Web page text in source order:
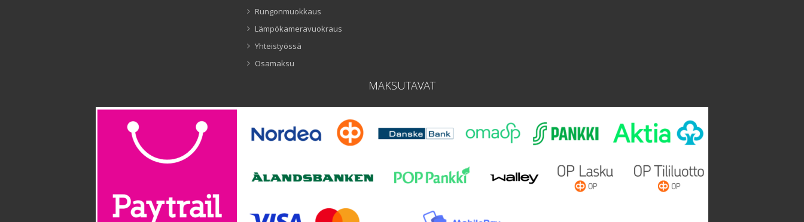
Rungonmuokkaus
Lämpökameravuokraus
Yhteistyössä
Osamaksu
MAKSUTAVAT